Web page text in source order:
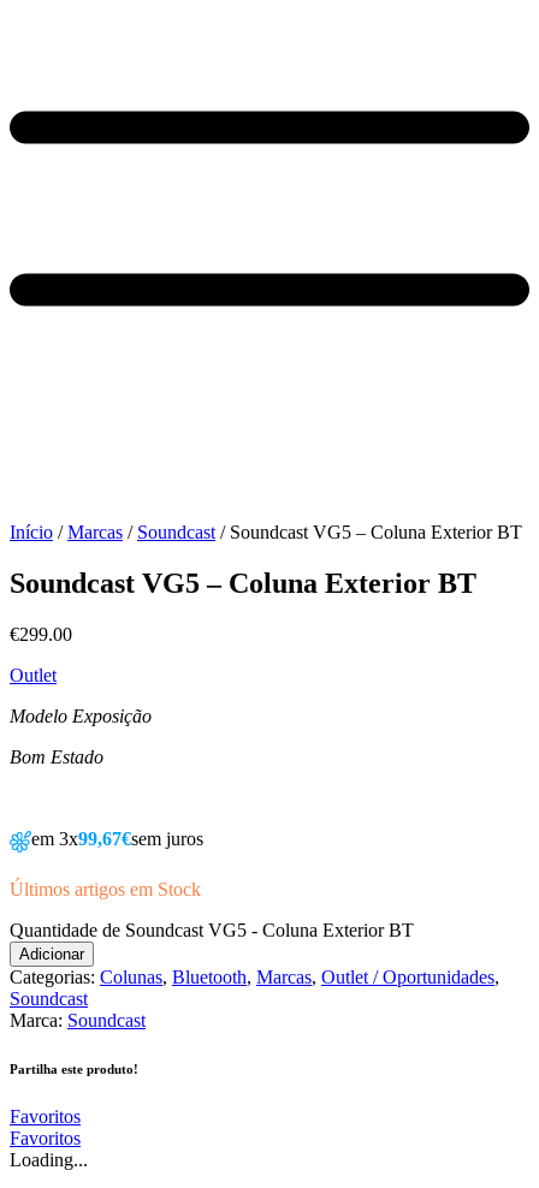
Início /Marcas / Soundcast / Soundcast VG5 – Coluna Exterior BT
Soundcast VG5 – Coluna Exterior BT
€299.00
Outlet
Modelo Exposição
Bom Estado
em 3x99,67€sem juros
Últimos artigos em Stock
Quantidade de Soundcast VG5 - Coluna Exterior BT
Adicionar
Categorias: Colunas, Bluetooth, Marcas, Outlet / Oportunidades,
Soundcast
Marca: Soundcast
Partilha este produto!
Favoritos
Favoritos
Loading...